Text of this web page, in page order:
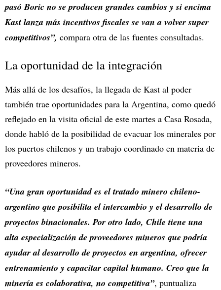
pasó Boric no se producen grandes cambios y si encima
Kast lanza más incentivos fiscales se van a volver super
competitivos”, compara otra de las fuentes consultadas.
La oportunidad de la integración
Más allá de los desafíos, la llegada de Kast al poder
también trae oportunidades para la Argentina, como quedó
reflejado en la visita oficial de este martes a Casa Rosada,
donde habló de la posibilidad de evacuar los minerales por
los puertos chilenos y un trabajo coordinado en materia de
proveedores mineros.
“Una gran oportunidad es el tratado minero chileno-
argentino que posibilita el intercambio y el desarrollo de
proyectos binacionales. Por otro lado, Chile tiene una
alta especialización de proveedores mineros que podría
ayudar al desarrollo de proyectos en argentina, ofrecer
entrenamiento y capacitar capital humano. Creo que la
minería es colaborativa, no competitiva”, puntualiza